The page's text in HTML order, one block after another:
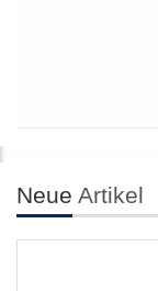
Neue Artikel